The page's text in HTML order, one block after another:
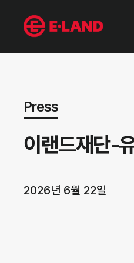
뉴스 상세보기
Press
이랜드재단-
2026년 6월 22일